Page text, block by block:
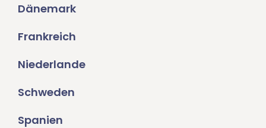
Dänemark
Frankreich
Niederlande
Schweden
Spanien